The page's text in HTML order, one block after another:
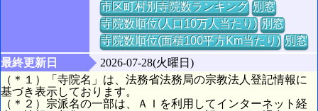
市区町村別寺院数ランキング 別窓
寺院数順位(人口10万人当たり) 別窓
寺院数順位(面積100平方Km当たり) 別窓
最終更新日
2026-07-28(火曜日)
（＊１）「寺院名」は、法務省法務局の宗教法人登記情報に
基づき表示しております。
（＊２）宗派名の一部は、ＡＩを利用してインターネット経